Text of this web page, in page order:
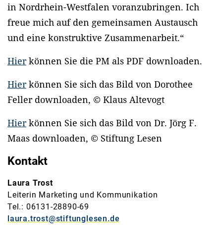
in Nordrhein-Westfalen voranzubringen. Ich
freue mich auf den gemeinsamen Austausch
und eine konstruktive Zusammenarbeit.“
Hierkönnen Sie die PM als PDF downloaden.
Hierkönnen Sie sich das Bild von Dorothee
Feller downloaden, © Klaus Altevogt
Hierkönnen Sie sich das Bild von Dr. Jörg F.
Maas downloaden, © Stiftung Lesen
Kontakt
Laura Trost
Leiterin Marketing und Kommunikation
Tel.: 06131-28890-69
laura.trost@stiftunglesen.de